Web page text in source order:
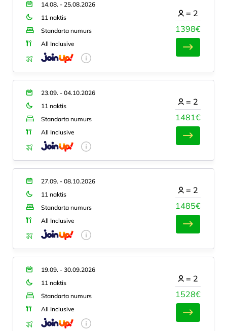
14.08. - 25.08.2026
11 naktis
Standarta numurs
All Inclusive
1398€
= 2
23.09. - 04.10.2026
11 naktis
Standarta numurs
All Inclusive
1481€
= 2
27.09. - 08.10.2026
11 naktis
Standarta numurs
All Inclusive
1485€
= 2
19.09. - 30.09.2026
11 naktis
Standarta numurs
All Inclusive
1528€
= 2